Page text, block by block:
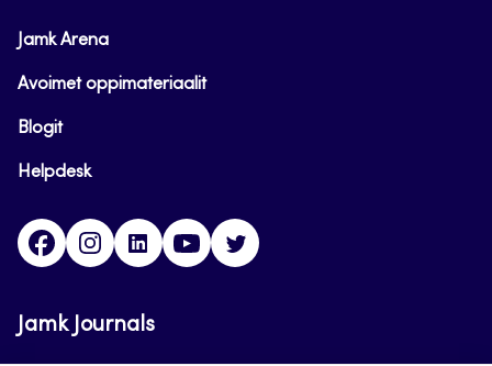
Jamk Arena
Avoimet oppimateriaalit
Blogit
Helpdesk
FacebookInstagram
LinkedInYoutube
Jamk Journals